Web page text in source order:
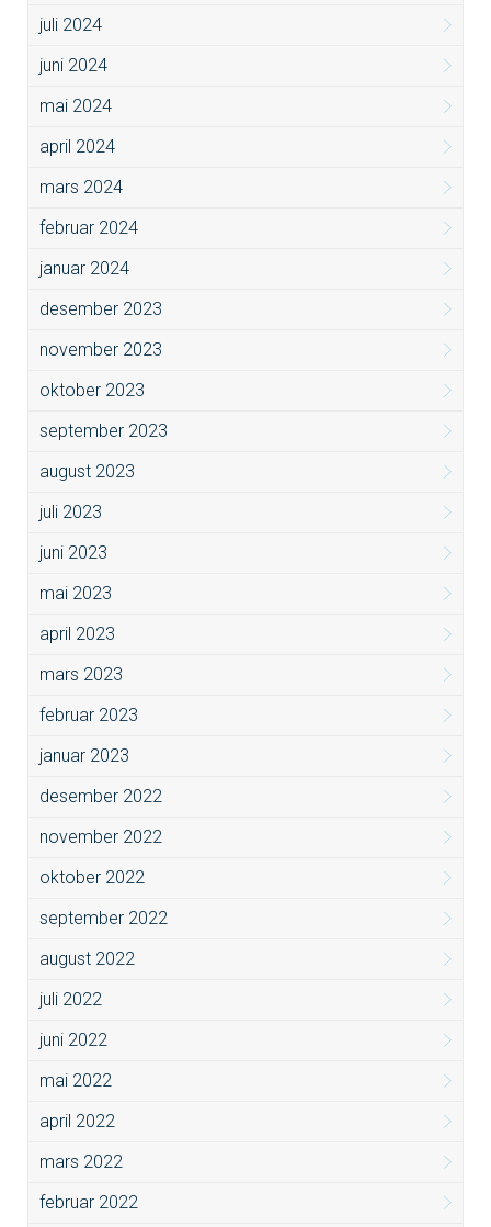
juli 2024
juni 2024
mai 2024
april 2024
mars 2024
februar 2024
januar 2024
desember 2023
november 2023
oktober 2023
september 2023
august 2023
juli 2023
juni 2023
mai 2023
april 2023
mars 2023
februar 2023
januar 2023
desember 2022
november 2022
oktober 2022
september 2022
august 2022
juli 2022
juni 2022
mai 2022
april 2022
mars 2022
februar 2022